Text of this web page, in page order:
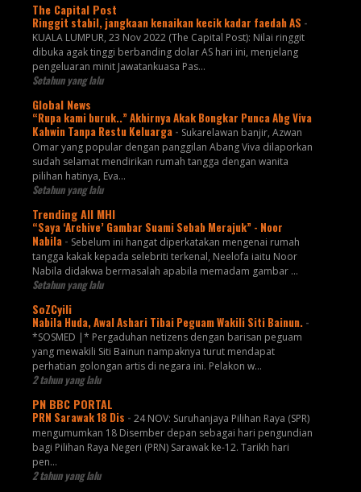
The Capital Post
Ringgit stabil, jangkaan kenaikan kecik kadar faedah AS -
KUALA LUMPUR, 23 Nov 2022 (The Capital Post): Nilai ringgit
dibuka agak tinggi berbanding dolar AS hari ini, menjelang
pengeluaran minit Jawatankuasa Pas...
Setahun yang lalu
Global News
“Rupa kami buruk..” Akhirnya Akak Bongkar Punca Abg Viva
Kahwin Tanpa Restu Keluarga - Sukarelawan banjir, Azwan
Omar yang popular dengan panggilan Abang Viva dilaporkan
sudah selamat mendirikan rumah tangga dengan wanita
pilihan hatinya, Eva...
Setahun yang lalu
Trending All MHI
“Saya ‘Archive’ Gambar Suami Sebab Merajuk” - Noor
Nabila - Sebelum ini hangat diperkatakan mengenai rumah
tangga kakak kepada selebriti terkenal, Neelofa iaitu Noor
Nabila didakwa bermasalah apabila memadam gambar ...
Setahun yang lalu
SoZCyili
Nabila Huda, Awal Ashari Tibai Peguam Wakili Siti Bainun. -
*SOSMED |* Pergaduhan netizens dengan barisan peguam
yang mewakili Siti Bainun nampaknya turut mendapat
perhatian golongan artis di negara ini. Pelakon w...
2 tahun yang lalu
PN BBC PORTAL
PRN Sarawak 18 Dis - 24 NOV: Suruhanjaya Pilihan Raya (SPR)
mengumumkan 18 Disember depan sebagai hari pengundian
bagi Pilihan Raya Negeri (PRN) Sarawak ke-12. Tarikh hari
pen...
2 tahun yang lalu